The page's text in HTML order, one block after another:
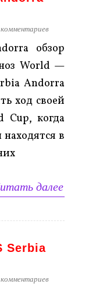
обзор
World —
Andorra
ход своей
Cup, когда
в
далее
Serbia